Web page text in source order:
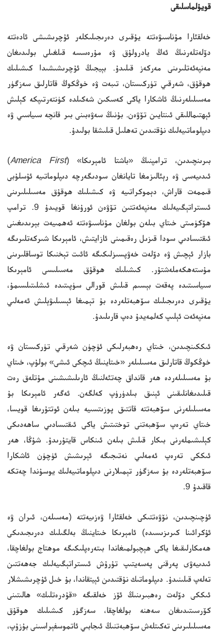
قويۇلماسلىقى
خەلقئارا مۇناسىۋەتتە يۇقىرى دەرىجىلىكلەر ئۇچرىشىشى ئادەتتە
دۆلەتلەرنىڭ ئەڭ يادرولۇق ۋە مۇرەسسە قىلغىلى بولىدىغان
مەنپەئەتلىرىنى مەركەز قىلىدۇ. بېيجىڭ ئۇچرىشىشىدا كىشىلىك
ھوقۇق، شەرقىي تۈركىستان، تىبەت ۋە خوڭكوڭ قاتارلىق سەزگۈر
مەسىلىلەرنىڭ ئاشكارا ياكى كەسكىن شەكىلدە كۈنتەرتىپكە كېلىش
ئېھتىماللىقى ئىنتايىن تۆۋەن. بۇنىڭ سەۋەبىنى بىر قانچە سىياسىي ۋە
دىپلوماتىيەلىك نۇقتىدىن تەھلىل قىلىشقا بولىدۇ.
بىرىنچىدىن، ترامپنىڭ «باشتا ئامېرىكا» (America First
)
ئىدىيەسى ۋە رېئالىزمغا تايانغان سودىگەرچە دىپلوماتىيە ئۇسلۇبى
قىممەت قاراش، دېموكراتىيە ۋە كىشىلىك ھوقۇق مەسىلىلىرىنى
ئىستراتېگىيەلىك مەنپەئەتتىن تۆۋەن ئورۇنغا قويىدۇ 9. ترامپ
ھۆكۈمىتى خىتاي بىلەن بولغان مۇناسىۋەتتە ئەھمىيەت بېرىدىغىنى
ئىقتىسادىي سودا قىزىل رەقىمىنى ئازايتىش، ئامېرىكا شىركەتلىرىگە
بازار ئېچىش ۋە دۆلەت خەۋپسىزلىكىگە ئائىت تېخنىكا توساقلىرىنى
مۇستەھكەملەشتۇر. كىشىلىك ھوقۇق مەسىلىسى ئامېرىكا
سىياسىتىدە پەقەت بېسىم قىلىش قورالى سۈپىتىدە ئىشلىتىلسىمۇ،
يۇقىرى دەرىجىلىك سۆھبەتلەردە بۇ تېمىغا ئېسىلىۋېلىش ئەمەلىي
مەنپەئەت ئېلىپ كەلمەيدۇ دەپ قارىلىدۇ.
ئىككىنچىدىن، خىتاي رەھبەرلىكى ئۈچۈن شەرقىي تۈركىستان ۋە
خوڭكوڭ قاتارلىق مەسىلىلەر «خىتاينىڭ ئىچكى ئىشى» بولۇپ، خىتاي
بۇ مەسىلىلەردە ھەر قانداق چەتئەلنىڭ ئارىلىشىشىنى مۇتلەق رەت
قىلىدىغانلىقىنى ئېنىق بىلدۈرۈپ كەلگەن. ئەگەر ئامېرىكا بۇ
مەسىلىلەرنى سۆھبەتتە قاتتىق پوزىتسىيە بىلەن ئوتتۇرىغا قويسا،
خىتاي تەرەپ سۆھبەتنى توختىتىش ياكى ئىقتىسادىي ساھەدىكى
كېلىشىملەرنى بىكار قىلىش بىلەن ئىنكاس قايتۇرىدۇ. شۇڭا، ھەر
ئىككى تەرەپ ئەمەلىي نەتىجىگە ئېرىشىش ئۈچۈن ئاشكارا
سۆھبەتلەردە بۇ سەزگۈر تېمىلارنى دىپلوماتىيەلىك يوسۇندا چەتكە
قاقىدۇ 9.
ئۈچىنچىدىن، نۆۋەتتىكى خەلقئارا ۋەزىيەتتە (مەسىلەن، ئىران ۋە
ئۇكرائىنا كىرىزىسىدە) ئامېرىكا خىتاينىڭ بەلگىلىك دەرىجىدىكى
ھەمكارلىقىغا ياكى ھېچبولمىغاندا بىتەرەپلىكىگە موھتاج بولغاچقا،
ئىدىيەۋى پەرقنى پەسەيتىپ تۇرۇش ئىستراتېگىيەلىك جەھەتتىن
تەلەپ قىلىنىدۇ. دىپلوماتىك نۇقتىدىن ئېيتقاندا، بۇ خىل ئۇچرىشىشلار
ئىككى دۆلەت رەھبىرىنىڭ ئۆز خەلقىگە «قۇدرەتلىك» ھالىتىنى
كۆرسىتىدىغان سەھنە بولغاچقا، سەزگۈر كىشىلىك ھوقۇق
مەسىلىلىرىنى تەكىتلەش سۆھبەتنىڭ ئىجابىي ئاتموسفېراسىنى بۇزۇپ،